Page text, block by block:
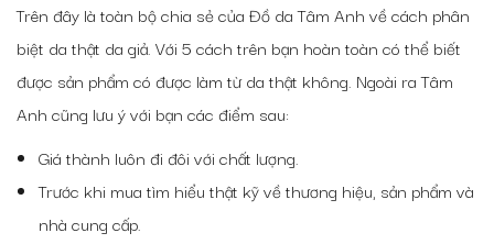
Trên đây là toàn bộ chia sẻ của Đồ da Tâm Anh về cách phân
biệt da thật da giả. Với 5 cách trên bạn hoàn toàn có thể biết
được sản phẩm có được làm từ da thật không. Ngoài ra Tâm
Anh cũng lưu ý với bạn các điểm sau:
Giá thành luôn đi đôi với chất lượng.
Trước khi mua tìm hiểu thật kỹ về thương hiệu, sản phẩm và
nhà cung cấp.